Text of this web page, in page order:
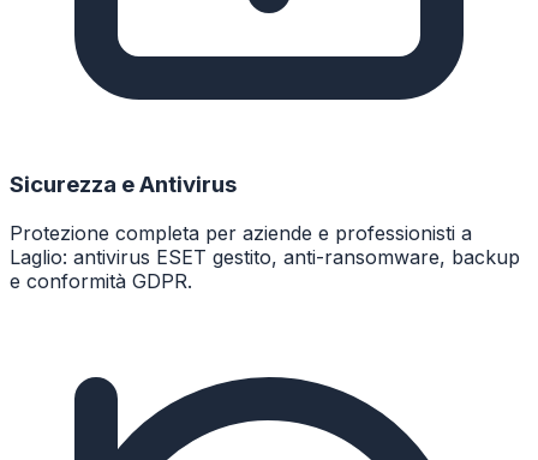
Sicurezza e Antivirus
Protezione completa per aziende e professionisti a
Laglio: antivirus ESET gestito, anti-ransomware, backup
e conformità GDPR.